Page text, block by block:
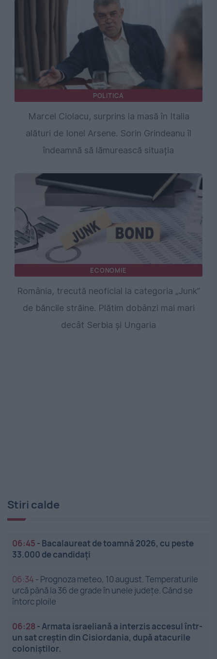
POLITICA
Marcel Ciolacu, surprins la masă în Italia
alături de Ionel Arsene. Sorin Grindeanu îl
îndeamnă să lămurească situația
ECONOMIE
România, trecută neoficial la categoria „Junk”
de băncile străine. Plătim dobânzi mai mari
decât Serbia și Ungaria
Stiri calde
06:45 - Bacalaureat de toamnă 2026, cu peste
33.000 de candidați
06:34 - Prognoza meteo, 10 august. Temperaturile
urcă până la 36 de grade în unele județe. Când se
întorc ploile
06:28 -Armata israeliană a interzis accesul într-
un sat creștin din Cisiordania, după atacurile
coloniștilor.